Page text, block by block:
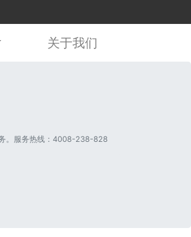
关于我们
务。服务热线：4008-238-828